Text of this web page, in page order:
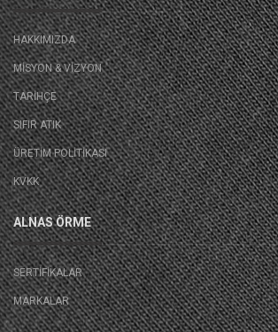
HAKKIMIZDA
MISYON & VIZYON
TARIHÇE
SIFIR ATIK
ÜRETIM POLITIKASI
KVKK
ALNAS ÖRME
SERTIFIKALAR
MARKALAR